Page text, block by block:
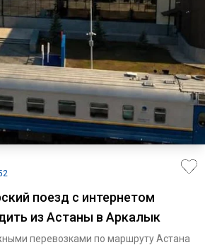
поезд с интернетом
из Астаны в Аркалык
перевозками по маршруту Астана